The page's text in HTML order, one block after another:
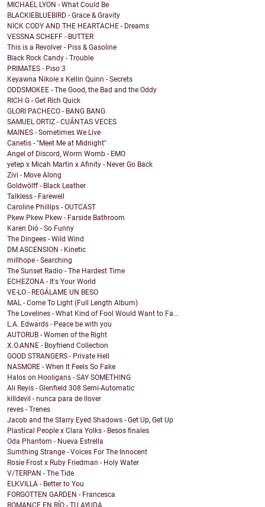
MICHAEL LYON - What Could Be
BLACKIEBLUEBIRD - Grace & Gravity
NICK CODY AND THE HEARTACHE - Dreams
VESSNA SCHEFF - BUTTER
This is a Revolver - Piss & Gasoline
Black Rock Candy - Trouble
PRIMATES - Piso 3
Keyawna Nikole x Kellin Quinn - Secrets
ODDSMOKEE - The Good, the Bad and the Oddy
RICH G - Get Rich Quick
GLORI PACHECO - BANG BANG
SAMUEL ORTIZ - CUÁNTAS VECES
MAINES - Sometimes We Live
Canetis - "Meet Me at Midnight"
Angel of Discord, Worm Womb - EMO
yetep x Micah Martin x Afinity - Never Go Back
Zivi - Move Along
Goldwölff - Black Leather
Talkless - Farewell
Caroline Phillips - OUTCAST
Pkew Pkew Pkew - Farside Bathroom
Karen Dió - So Funny
The Dingees - Wild Wind
DM ASCENSION - Kinetic
millhope - Searching
The Sunset Radio - The Hardest Time
ECHEZONA - It's Your World
VE-LO - REGÁLAME UN BESO
MAL - Come To Light (Full Length Album)
The Lovelines - What Kind of Fool Would Want to Fa...
L.A. Edwards - Peace be with you
AUTORUB - Women of the Right
X.O.ANNE - Boyfriend Collection
GOOD STRANGERS - Private Hell
NASMORE - When It Feels So Fake
Halos on Hooligans - SAY SOMETHING
Ali Reyis - Glenfield 308 Semi-Automatic
killdevil - nunca para de llover
reves - Trenes
Jacob and the Starry Eyed Shadows - Get Up, Get Up
Plastical People x Clara Yolks - Besos finales
Oda Phantom - Nueva Estrella
Sumthing Strange - Voices For The Innocent
Rosie Frost x Ruby Friedman - Holy Water
V/TERPAN - The Tide
ELKVILLA - Better to You
FORGOTTEN GARDEN - Francesca
ROMANCE EN RÍO - TU AYUDA